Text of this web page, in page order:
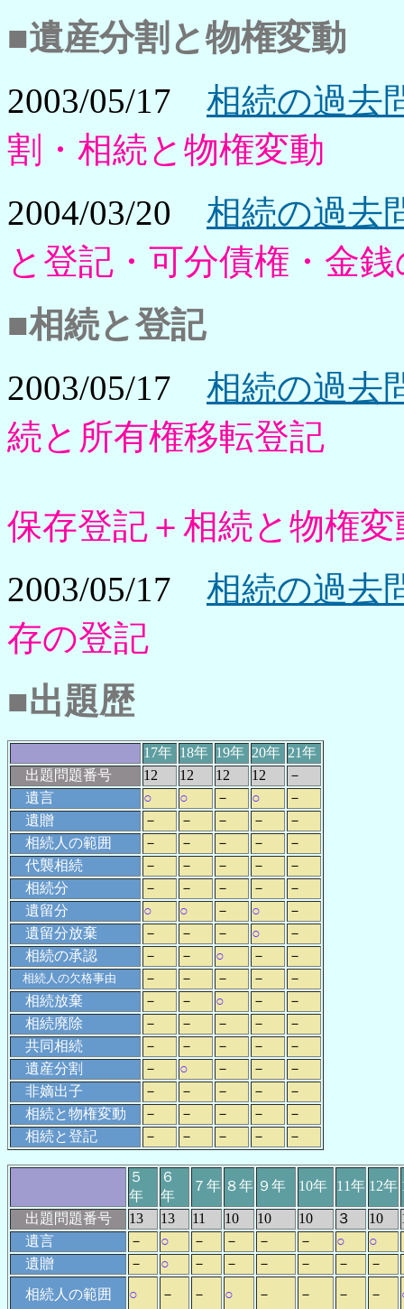
■遺産分割と物権変動
2003/05/17 相続の過去
割・相続と物権変動
2004/03/20 相続の過去
と登記・可分債権・金
■相続と登記
2003/05/17 相続の過去
続と所有権移転登記
保存登記＋相続と物権変
2003/05/17 相続の過去
存の登記
■出題歴
17年 18年 19年 20年 21年
出題問題番号
12 12 12 12
－
遺言
○ ○ － ○
－
遺贈
－ － － －
－
相続人の範囲
－ － － －
－
代襲相続
－ － － －
－
相続分
－ － － －
－
遺留分
○ ○ － ○
－
遺留分放棄
－ － － ○
－
相続の承認
－ － ○ － －
相続人の欠格事由 － － － －
－
相続放棄
－ － ○ －
－
相続廃除
－ － － －
－
共同相続
－ － － －
－
遺産分割
－ ○ － －
－
非嫡出子
－ － － －
－
相続と物権変動
－ － － －
－
相続と登記
－ － － － －
５
年
６
年
７年 ８年 ９年 10年 11年 12年
出題問題番号 13 13 11 10 10 10 ３ 10
遺言
－ ○ － － － － ○ ○
遺贈
－ ○ － － － － － －
相続人の範囲
○ － － ○ － － － －